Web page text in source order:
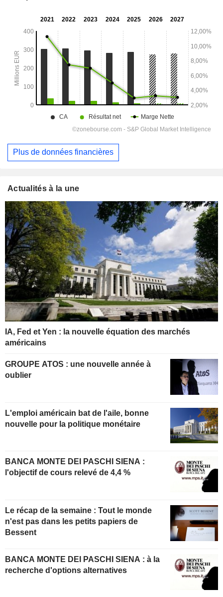
Plus de données financières
Actualités à la une
IA, Fed et Yen : la nouvelle équation des marchés
américains
GROUPE ATOS : une nouvelle année à
oublier
L'emploi américain bat de l'aile, bonne
nouvelle pour la politique monétaire
BANCA MONTE DEI PASCHI SIENA :
l'objectif de cours relevé de 4,4 %
Le récap de la semaine : Tout le monde
n'est pas dans les petits papiers de
Bessent
BANCA MONTE DEI PASCHI SIENA : à la
recherche d'options alternatives